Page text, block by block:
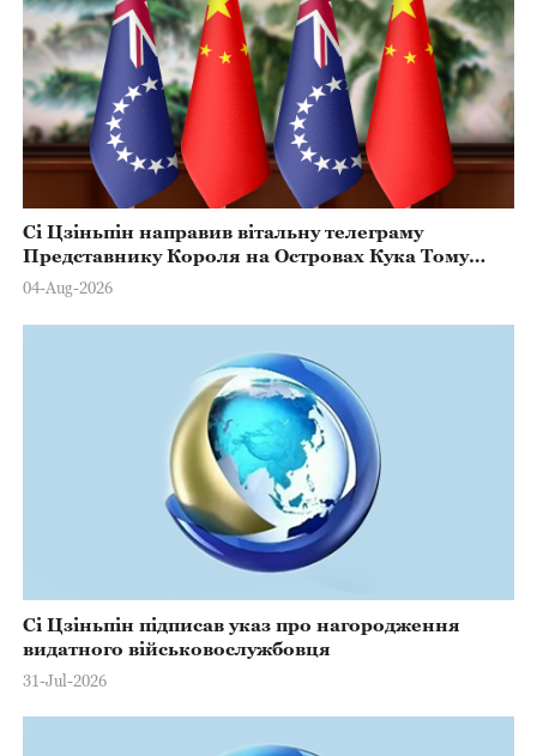
Сі Цзіньпін направив вітальну телеграму
Представнику Короля на Островах Кука Тому
Марстерсу з нагоди Дня Конституції
04-Aug-2026
Сі Цзіньпін підписав указ про нагородження
видатного військовослужбовця
31-Jul-2026